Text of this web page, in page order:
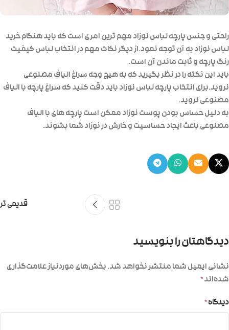
راحتی و جنس پارچه لباس نوزاد مهم ترین امری است که باید هنگام خرید
لباس نوزاد به آن توجه نمود.از دیگر نکات مهم در انتخاب لباس کیفیت
رنگ پارچه و ثابت ماندن آن است.
باید این نکته را در نظر بگیرید که به هیچ وجه سراغ الیاف مصنوعی
نروید.برای انتخاب پارچه لباس نوزاد باید دقت کنید که سراغ پارچه با الیاف
مصنوعی نروید.
به دلیل حساس بودن پوست نوزاد ممکن است پارچه های با الیاف
مصنوعی باعث ایجاد حساسیت و خارش در نوزاد شما بشوند.
قدیمی تر
دیدگاهتان را بنویسید
نشانی ایمیل شما منتشر نخواهد شد.بخش‌های موردنیاز علامت‌گذاری
شده‌اند*
دیدگاه*